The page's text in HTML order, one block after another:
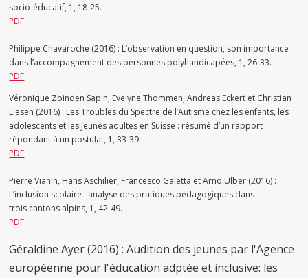
socio-éducatif, 1, 18-25.
PDF
Philippe Chavaroche (2016) : L’observation en question, son importance
dans l’accompagnement des personnes polyhandicapées, 1, 26-33.
PDF
Véronique Zbinden Sapin, Evelyne Thommen, Andreas Eckert et Christian
Liesen (2016) : Les Troubles du Spectre de l’Autisme chez les enfants, les
adolescents et les jeunes adultes en Suisse : résumé d’un rapport
répondant à un postulat, 1, 33-39.
PDF
Pierre Vianin, Hans Aschilier, Francesco Galetta et Arno Ulber (2016) :
L’inclusion scolaire : analyse des pratiques pédagogiques dans
trois cantons alpins, 1, 42-49.
PDF
Géraldine Ayer (2016) : Audition des jeunes par l'Agence
européenne pour l'éducation adptée et inclusive: les